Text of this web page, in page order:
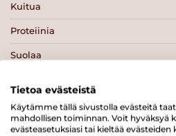
Kuitua
Proteiinia
Suolaa
Tietoa evästeistä
Käytämme tällä sivustolla evästeitä
mahdollisen toiminnan. Voit hyväksyä
evästeasetuksiasi tai kieltää evästeiden